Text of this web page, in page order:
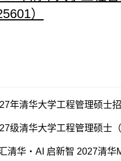
）
级清华大学工程管理硕士
清华・AI 启新智 2027清华